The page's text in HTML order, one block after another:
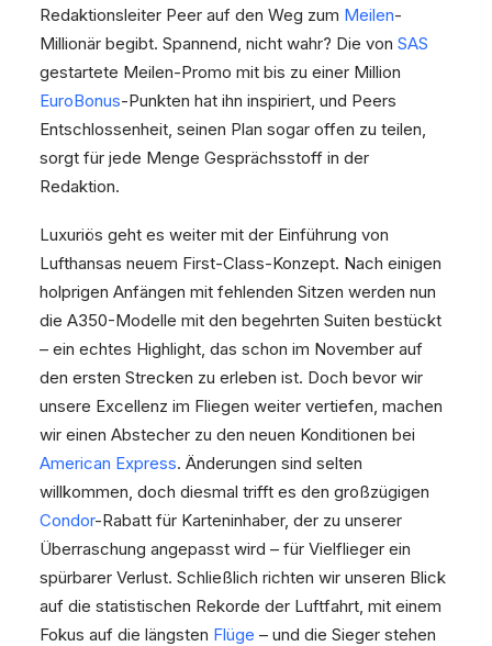
Redaktionsleiter Peer auf den Weg zum Meilen-
Millionär begibt. Spannend, nicht wahr? Die von SAS
gestartete Meilen-Promo mit bis zu einer Million
EuroBonus-Punkten hat ihn inspiriert, und Peers
Entschlossenheit, seinen Plan sogar offen zu teilen,
sorgt für jede Menge Gesprächsstoff in der
Redaktion.
Luxuriös geht es weiter mit der Einführung von
Lufthansas neuem First-Class-Konzept. Nach einigen
holprigen Anfängen mit fehlenden Sitzen werden nun
die A350-Modelle mit den begehrten Suiten bestückt
– ein echtes Highlight, das schon im November auf
den ersten Strecken zu erleben ist. Doch bevor wir
unsere Excellenz im Fliegen weiter vertiefen, machen
wir einen Abstecher zu den neuen Konditionen bei
American Express. Änderungen sind selten
willkommen, doch diesmal trifft es den großzügigen
Condor-Rabatt für Karteninhaber, der zu unserer
Überraschung angepasst wird – für Vielflieger ein
spürbarer Verlust. Schließlich richten wir unseren Blick
auf die statistischen Rekorde der Luftfahrt, mit einem
Fokus auf die längsten Flüge – und die Sieger stehen